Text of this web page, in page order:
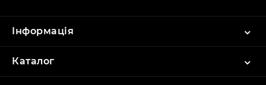
Інформація
Каталог